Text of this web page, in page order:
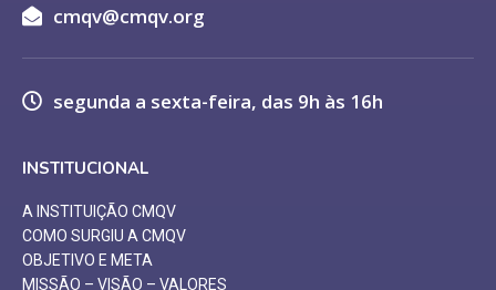
cmqv@cmqv.org
segunda a sexta-feira, das 9h às 16h
INSTITUCIONAL
A INSTITUIÇÃO CMQV
COMO SURGIU A CMQV
OBJETIVO E META
MISSÃO – VISÃO – VALORES